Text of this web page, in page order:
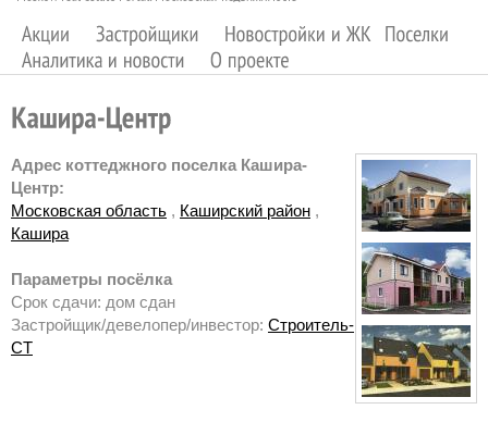
Адрес коттеджного поселка Кашира-
Центр:
Московская область , Каширский район ,
Кашира
Параметры посёлка
Срок сдачи: дом сдан
Застройщик/девелопер/инвестор: Строитель-
СТ